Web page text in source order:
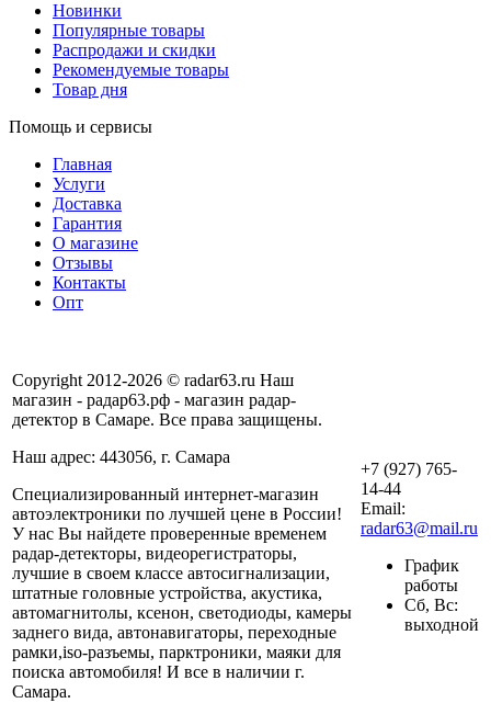
Новинки
Популярные товары
Распродажи и скидки
Рекомендуемые товары
Товар дня
Помощь и сервисы
Главная
Услуги
Доставка
Гарантия
О магазине
Отзывы
Контакты
Опт
Copyright 2012-2026 © radar63.ru Наш
магазин - радар63.рф - магазин радар-
детектор в Самаре. Все права защищены.
Наш адрес: 443056, г. Самара
Специализированный интернет-магазин
автоэлектроники по лучшей цене в России!
У нас Вы найдете проверенные временем
радар-детекторы, видеорегистраторы,
лучшие в своем классе автосигнализации,
штатные головные устройства, акустика,
автомагнитолы, ксенон, светодиоды, камеры
заднего вида, автонавигаторы, переходные
рамки,iso-разъемы, парктроники, маяки для
поиска автомобиля! И все в наличии г.
Самара.
+7 (927) 765-
14-44
Email:
radar63@mail.ru
График
работы
Сб, Вс:
выходной